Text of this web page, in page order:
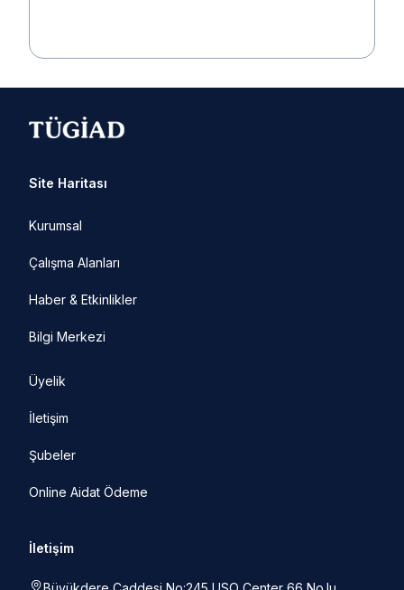
Site Haritası
Kurumsal
Çalışma Alanları
Haber & Etkinlikler
Bilgi Merkezi
Üyelik
İletişim
Şubeler
Online Aidat Ödeme
İletişim